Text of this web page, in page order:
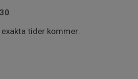
tider kommer.